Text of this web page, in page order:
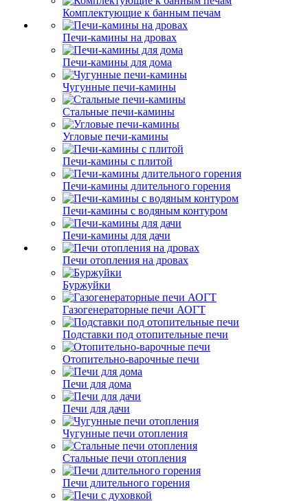
Комплектующие к банным печам
Печи-камины на дровах
Печи-камины для дома
Чугунные печи-камины
Стальные печи-камины
Угловые печи-камины
Печи-камины с плитой
Печи-камины длительного горения
Печи-камины с водяным контуром
Печи-камины для дачи
Печи отопления на дровах
Буржуйки
Газогенераторные печи АОГТ
Подставки под отопительные печи
Отопительно-варочные печи
Печи для дома
Печи для дачи
Чугунные печи отопления
Стальные печи отопления
Печи длительного горения